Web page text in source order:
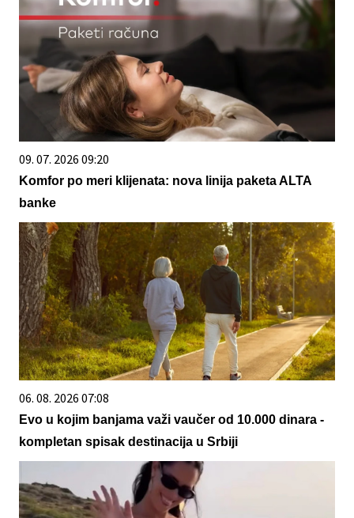
09. 07. 2026 09:20
Komfor po meri klijenata: nova linija paketa ALTA
banke
06. 08. 2026 07:08
Evo u kojim banjama važi vaučer od 10.000 dinara -
kompletan spisak destinacija u Srbiji